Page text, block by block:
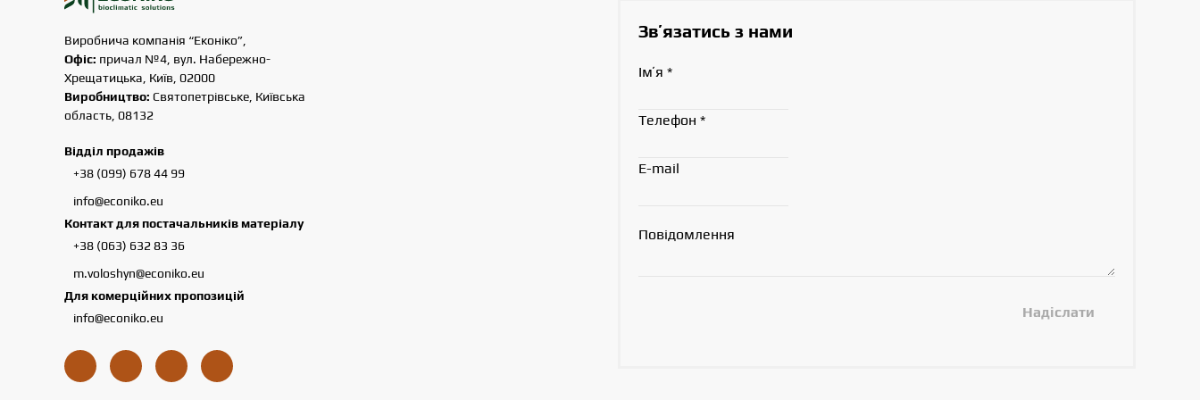
Виробнича компанія “Еконіко”,
Офіс: причал №4, вул. Набережно-
Хрещатицька, Київ, 02000
Виробництво: Святопетрівське, Київська
область, 08132
Відділ продажів
+38 (099) 678 44 99
info@econiko.eu
Контакт для постачальників матеріалу
+38 (063) 632 83 36
m.voloshyn@econiko.eu
Для комерційних пропозицій
info@econiko.eu
Звʼязатись з нами
Імʼя *
Телефон *
E-mail
Повідомлення
Надіслати